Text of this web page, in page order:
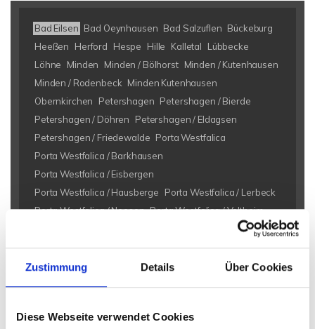
Zustimmung Details Über Cookies
Diese Webseite verwendet Cookies
Bad Eilsen Bad Oeynhausen Bad Salzuflen Bückeburg
Heeßen
Herford Hespe Hille Kalletal
Lübbecke
Löhne
Minden Minden / Bölhorst Minden / Kutenhausen
Minden / Rodenbeck Minden Kutenhausen
Obernkirchen
Petershagen Petershagen / Bierde
Petershagen / Döhren
Petershagen / Eldagsen
Petershagen / Friedewalde Porta Westfalica
Porta Westfalica / Barkhausen
Porta Westfalica / Eisbergen
Porta Westfalica / Hausberge
Porta Westfalica / Lerbeck
Porta Westfalica / Neesen Porta Westfalica / Veltheim
Vlotho
Eigentumswohnungen Bad Eilsen
Eigentumswohnung Bad
Eilsen
Immo Bad Eilsen
Wohnungsanzeigen Bad Eilsen
Wohnung Bad Eilsen